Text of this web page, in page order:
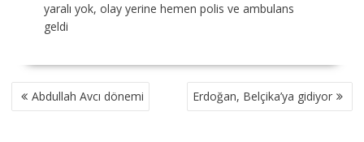
yaralı yok, olay yerine hemen polis ve ambulans
geldi
YAZI
GEZINMESI
Abdullah Avcı dönemi Erdoğan, Belçika’ya gidiyor